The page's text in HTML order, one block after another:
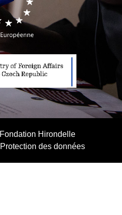
Fondation Hirondelle
Protection des données